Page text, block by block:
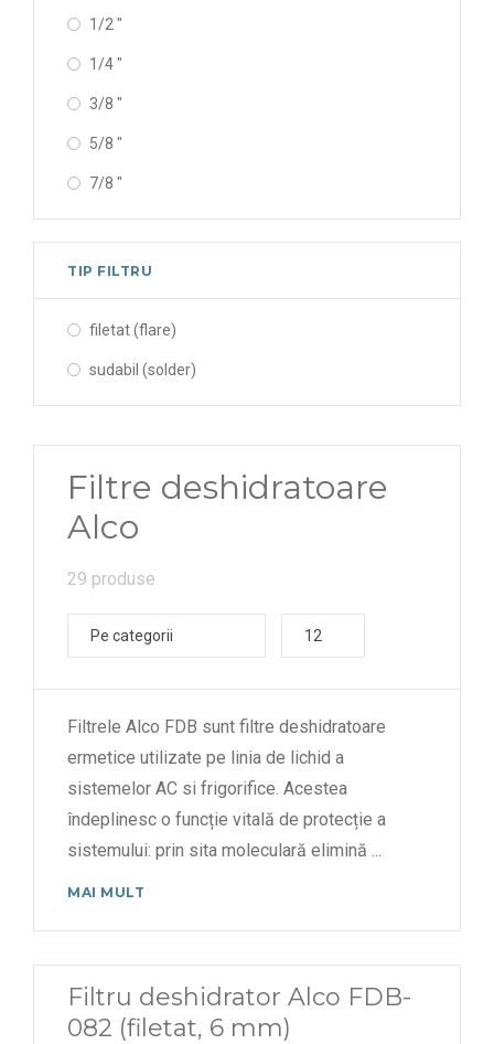
1/2 "
1/4 "
3/8 "
5/8 "
7/8 "
TIP FILTRU
filetat (flare)
sudabil (solder)
Filtre deshidratoare
Alco
29 produse
Pe categorii 12
Filtrele Alco FDB sunt filtre deshidratoare
ermetice utilizate pe linia de lichid a
sistemelor AC si frigorifice. Acestea
îndeplinesc o funcție vitală de protecție a
sistemului: prin sita moleculară elimină
MAI MULT
Filtru deshidrator Alco FDB-
082 (filetat, 6 mm)